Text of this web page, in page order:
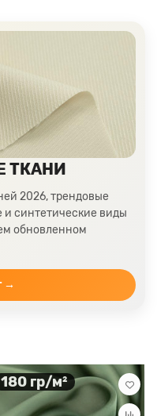
розовый
цвета
цвета
молочные оттенки
цвета
индиго
ТКАНИ
2026, трендовые
и синтетические виды
обновленном
→
180 гр/м²